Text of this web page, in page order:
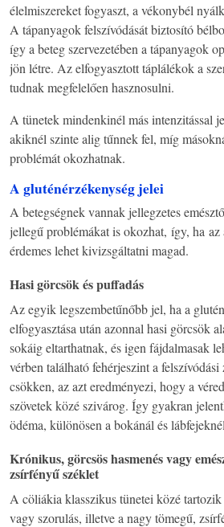
élelmiszereket fogyaszt, a vékonybél
A tápanyagok felszívódását biztosító
így a beteg szervezetében a tápanyagok
jön létre. Az elfogyasztott táplálékok a
tudnak megfelelően hasznosulni.
A tünetek mindenkinél más intenzitással
akiknél szinte alig tűnnek fel, míg
problémát okozhatnak.
A gluténérzékenység jelei
A betegségnek vannak jellegzetes
jellegű problémákat is okozhat, így, ha az
érdemes lehet kivizsgáltatni magad.
Hasi görcsök és puffadás
Az egyik legszembetűnőbb jel, ha a
elfogyasztása után azonnal hasi görcsök
sokáig eltarthatnak, és igen fájdalmasak
vérben található fehérjeszint a
csökken, az azt eredményezi, hogy a
szövetek közé szivárog. Így gyakran
ödéma, különösen a bokánál és
Krónikus, görcsös hasmenés vagy
zsírfényű széklet
A cöliákia klasszikus tünetei közé
vagy szorulás, illetve a nagy tömegű,